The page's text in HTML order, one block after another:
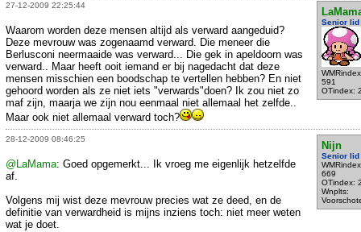
27-12-2009 22:25:44
Senior lid
591
OTindex:
Waarom worden deze mensen altijd als verward aangeduid?
Deze mevrouw was zogenaamd verward. Die meneer die
Berlusconi neermaaide was verward... Die gek in apeldoorn was
verward.. Maar heeft ooit iemand er bij nagedacht dat deze
mensen misschien een boodschap te vertellen hebben? En niet
gehoord worden als ze niet iets "verwards"doen? Ik zou niet zo
maf zijn, maarja we zijn nou eenmaal niet allemaal het zelfde..
Maar ook niet allemaal verward toch?
28-12-2009 08:46:25
Nijn
Senior lid
669
OTindex:
Wnplts:
@LaMama: Goed opgemerkt... Ik vroeg me eigenlijk hetzelfde
af.
Volgens mij wist deze mevrouw precies wat ze deed, en de
definitie van verwardheid is mijns inziens toch: niet meer weten
wat je doet.